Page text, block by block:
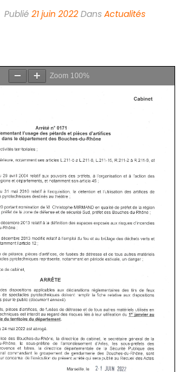
Publié 21 juin 2022 Dans Actualités
Zoom 100%